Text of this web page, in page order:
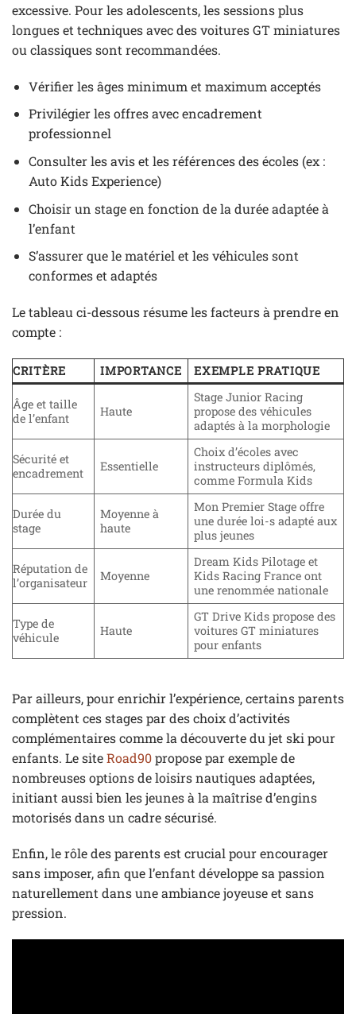
excessive. Pour les adolescents, les sessions plus
longues et techniques avec des voitures GT miniatures
ou classiques sont recommandées.
Vérifier les âges minimum et maximum acceptés
Privilégier les offres avec encadrement
professionnel
Consulter les avis et les références des écoles (ex :
Auto Kids Experience)
Choisir un stage en fonction de la durée adaptée à
l’enfant
S’assurer que le matériel et les véhicules sont
conformes et adaptés
Le tableau ci-dessous résume les facteurs à prendre en
compte :
CRITÈRE IMPORTANCE EXEMPLE PRATIQUE
Âge et taille
de l’enfant
Haute
Stage Junior Racing
propose des véhicules
adaptés à la morphologie
Sécurité et
encadrement
Essentielle
Choix d’écoles avec
instructeurs diplômés,
comme Formula Kids
Durée du
stage
Moyenne à
haute
Mon Premier Stage offre
une durée loi-s adapté aux
plus jeunes
Réputation de
l’organisateur
Moyenne
Dream Kids Pilotage et
Kids Racing France ont
une renommée nationale
Type de
véhicule
Haute
GT Drive Kids propose des
voitures GT miniatures
pour enfants
Par ailleurs, pour enrichir l’expérience, certains parents
complètent ces stages par des choix d’activités
complémentaires comme la découverte du jet ski pour
enfants. Le siteRoad90propose par exemple de
nombreuses options de loisirs nautiques adaptées,
initiant aussi bien les jeunes à la maîtrise d’engins
motorisés dans un cadre sécurisé.
Enfin, le rôle des parents est crucial pour encourager
sans imposer, afin que l’enfant développe sa passion
naturellement dans une ambiance joyeuse et sans
pression.